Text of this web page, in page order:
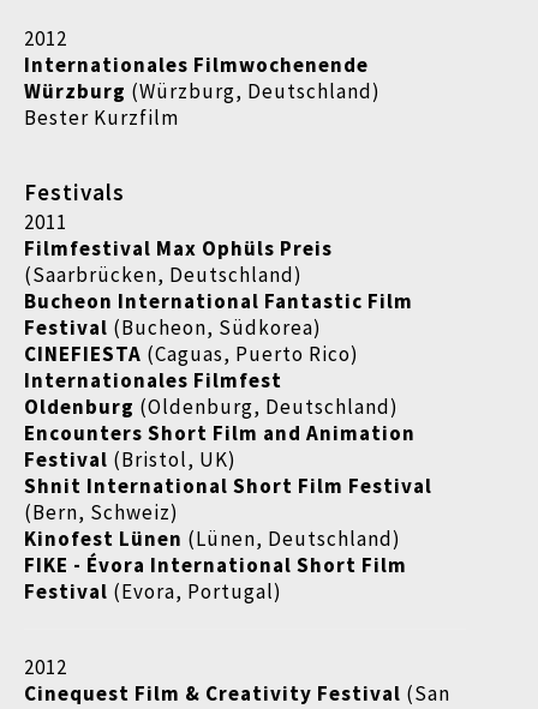
2012
Internationales Filmwochenende
Würzburg (Würzburg, Deutschland)
Bester Kurzfilm
Festivals
2011
Filmfestival Max Ophüls Preis
(Saarbrücken, Deutschland)
Bucheon International Fantastic Film
Festival (Bucheon, Südkorea)
CINEFIESTA (Caguas, Puerto Rico)
Internationales Filmfest
Oldenburg (Oldenburg, Deutschland)
Encounters Short Film and Animation
Festival (Bristol, UK)
Shnit International Short Film Festival
(Bern, Schweiz)
Kinofest Lünen (Lünen, Deutschland)
FIKE - Évora International Short Film
Festival (Evora, Portugal)
2012
Cinequest Film & Creativity Festival (San